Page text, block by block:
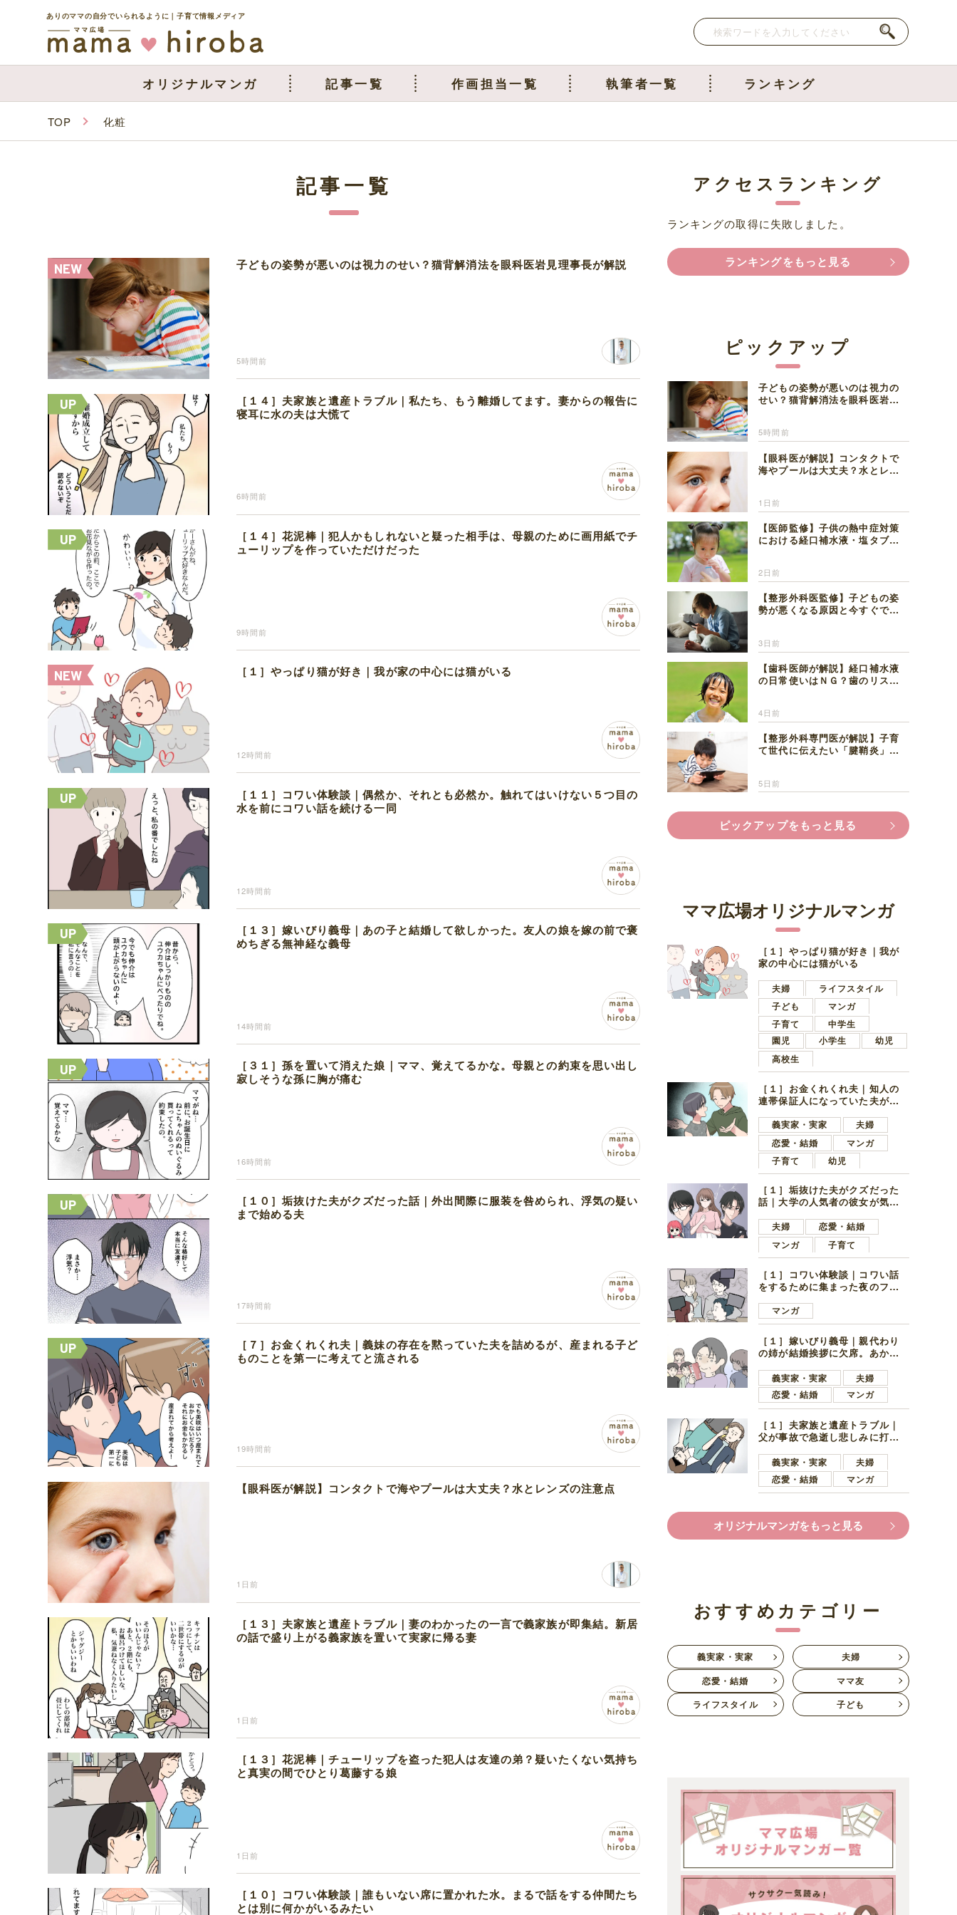
ありのママの自分でいられるように｜子育て情報メディア
オリジナルマンガ 記事一覧 作画担当一覧 執筆者一覧 ランキング
TOP 化粧
記事一覧
子どもの姿勢が悪いのは視力のせい？猫背解消法を眼科医岩見理事長が解説
5時間前
［１４］夫家族と遺産トラブル｜私たち、もう離婚してます。妻からの報告に
寝耳に水の夫は大慌て
6時間前
［１４］花泥棒｜犯人かもしれないと疑った相手は、母親のために画用紙でチ
ューリップを作っていただけだった
9時間前
［１］やっぱり猫が好き｜我が家の中心には猫がいる
12時間前
［１１］コワい体験談｜偶然か、それとも必然か。触れてはいけない５つ目の
水を前にコワい話を続ける一同
12時間前
［１３］嫁いびり義母｜あの子と結婚して欲しかった。友人の娘を嫁の前で褒
めちぎる無神経な義母
14時間前
［３１］孫を置いて消えた娘｜ママ、覚えてるかな。母親との約束を思い出し
寂しそうな孫に胸が痛む
16時間前
［１０］垢抜けた夫がクズだった話｜外出間際に服装を咎められ、浮気の疑い
まで始める夫
17時間前
［７］お金くれくれ夫｜義妹の存在を黙っていた夫を詰めるが、産まれる子ど
ものことを第一に考えてと流される
19時間前
【眼科医が解説】コンタクトで海やプールは大丈夫？水とレンズの注意点
1日前
［１３］夫家族と遺産トラブル｜妻のわかったの一言で義家族が即集結。新居
の話で盛り上がる義家族を置いて実家に帰る妻
1日前
［１３］花泥棒｜チューリップを盗った犯人は友達の弟？疑いたくない気持ち
と真実の間でひとり葛藤する娘
1日前
［１０］コワい体験談｜誰もいない席に置かれた水。まるで話をする仲間たち
とは別に何かがいるみたい
アクセスランキング
ランキングの取得に失敗しました。
ランキングをもっと見る
ピックアップ
子どもの姿勢が悪いのは視力の
せい？猫背解消法を眼科医岩見
5時間前
【眼科医が解説】コンタクトで
海やプールは大丈夫？水とレン
1日前
【医師監修】子供の熱中症対策
における経口補水液・塩タブレ
2日前
【整形外科医監修】子どもの姿
勢が悪くなる原因と今すぐでき
3日前
【歯科医師が解説】経口補水液
の日常使いはＮＧ？歯のリスク
4日前
【整形外科専門医が解説】子育
て世代に伝えたい「腱鞘炎」の
5日前
ピックアップをもっと見る
ママ広場オリジナルマンガ
［１］やっぱり猫が好き｜我が
家の中心には猫がいる
夫婦
ライフスタイル
子ども
マンガ
子育て
中学生
園児
小学生
幼児
高校生
［１］お金くれくれ夫｜知人の
連帯保証人になっていた夫が家
言ってきた
義実家・実家
夫婦
恋愛・結婚
マンガ
子育て
幼児
［１］垢抜けた夫がクズだった
話｜大学の人気者の彼女が気に
子学生
夫婦
恋愛・結婚
マンガ
子育て
［１］コワい体験談｜コワい話
をするために集まった夜のファ
好きの男の子ママ
マンガ
［１］嫁いびり義母｜親代わり
の姉が結婚挨拶に欠席。あから
義実家・実家
夫婦
恋愛・結婚
マンガ
［１］夫家族と遺産トラブル｜
父が事故で急逝し悲しみに打ち
ます夫
義実家・実家
夫婦
恋愛・結婚
マンガ
オリジナルマンガをもっと見る
おすすめカテゴリー
義実家・実家
夫婦
恋愛・結婚
ママ友
ライフスタイル
子ども